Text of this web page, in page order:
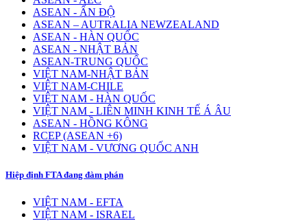
ASEAN - ẤN ĐỘ
ASEAN – AUTRALIA NEWZEALAND
ASEAN - HÀN QUỐC
ASEAN - NHẬT BẢN
ASEAN-TRUNG QUỐC
VIỆT NAM-NHẬT BẢN
VIỆT NAM-CHILE
VIỆT NAM - HÀN QUỐC
VIỆT NAM - LIÊN MINH KINH TẾ Á ÂU
ASEAN - HỒNG KÔNG
RCEP (ASEAN +6)
VIỆT NAM - VƯƠNG QUỐC ANH
Hiệp định FTA đang đàm phán
VIỆT NAM - EFTA
VIỆT NAM - ISRAEL